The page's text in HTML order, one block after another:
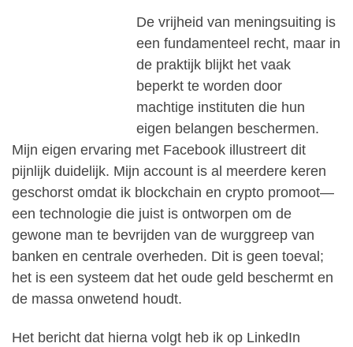
De vrijheid van meningsuiting is
een fundamenteel recht, maar in
de praktijk blijkt het vaak
beperkt te worden door
machtige instituten die hun
eigen belangen beschermen.
Mijn eigen ervaring met Facebook illustreert dit
pijnlijk duidelijk. Mijn account is al meerdere keren
geschorst omdat ik blockchain en crypto promoot—
een technologie die juist is ontworpen om de
gewone man te bevrijden van de wurggreep van
banken en centrale overheden. Dit is geen toeval;
het is een systeem dat het oude geld beschermt en
de massa onwetend houdt.
Het bericht dat hierna volgt heb ik op LinkedIn